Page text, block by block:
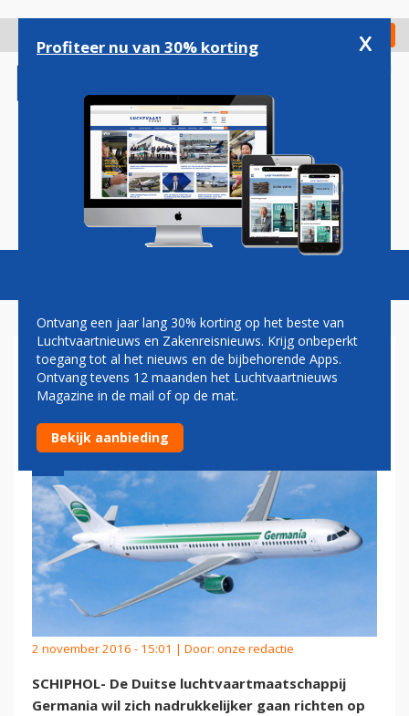
gaan
Check in
Magazine Podcasts Vacatures
GERMANIA WIL OOK VANUIT
NEDERLAND VLIEGEN
2 november 2016 - 15:01 | Door: onze redactie
SCHIPHOL- De Duitse luchtvaartmaatschappij
Germania wil zich nadrukkelijker gaan richten op
Profiteer nu van 30% korting x
Ontvang een jaar lang 30% korting op het beste van
Luchtvaartnieuws en Zakenreisnieuws. Krijg onbeperkt
toegang tot al het nieuws en de bijbehorende Apps.
Ontvang tevens 12 maanden het Luchtvaartnieuws
Magazine in de mail of op de mat.
Bekijk aanbieding